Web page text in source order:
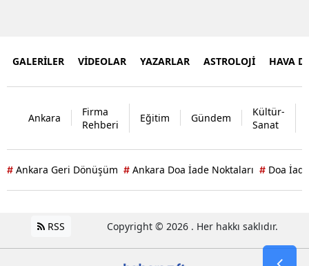
GALERİLER VİDEOLAR YAZARLAR ASTROLOJİ HAVA
Ankara
Firma
Rehberi
Eğitim Gündem
Kültür-
Sanat
# Ankara Geri Dönüşüm # Ankara Doa İade Noktaları # Doa
RSS Copyright © 2026 . Her hakkı saklıdır.